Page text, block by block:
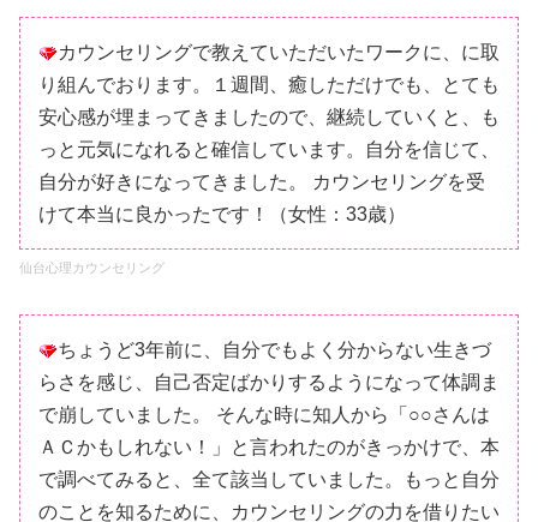
カウンセリングで教えていただいたワークに、に取
り組んでおります。１週間、癒しただけでも、とても
安心感が埋まってきましたので、継続していくと、も
っと元気になれると確信しています。自分を信じて、
自分が好きになってきました。 カウンセリングを受
けて本当に良かったです！（女性：33歳）
仙台心理カウンセリング
ちょうど3年前に、自分でもよく分からない生きづ
らさを感じ、自己否定ばかりするようになって体調ま
で崩していました。 そんな時に知人から「○○さんは
ＡＣかもしれない！」と言われたのがきっかけで、本
で調べてみると、全て該当していました。もっと自分
のことを知るために、カウンセリングの力を借りたい